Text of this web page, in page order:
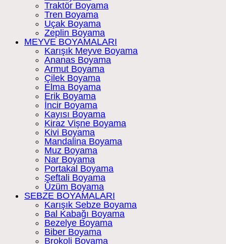
Traktör Boyama
Tren Boyama
Uçak Boyama
Zeplin Boyama
MEYVE BOYAMALARI
Karışık Meyve Boyama
Ananas Boyama
Armut Boyama
Çilek Boyama
Elma Boyama
Erik Boyama
İncir Boyama
Kayısı Boyama
Kiraz Vişne Boyama
Kivi Boyama
Mandalina Boyama
Muz Boyama
Nar Boyama
Portakal Boyama
Şeftali Boyama
Üzüm Boyama
SEBZE BOYAMALARI
Karışık Sebze Boyama
Bal Kabağı Boyama
Bezelye Boyama
Biber Boyama
Brokoli Boyama